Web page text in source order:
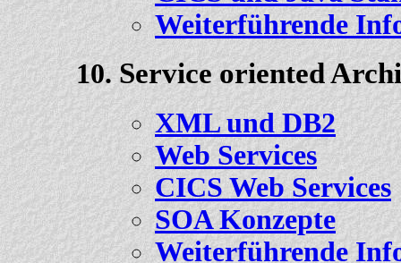
Weiterführende
Service oriented
XML und DB2
Web Services
CICS Web Services
SOA Konzepte
Weiterführende